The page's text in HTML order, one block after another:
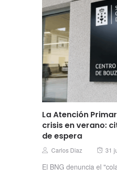
La Atención
crisis en verano:
de espera
Author
Carlos Diaz 31
El BNG denuncia el